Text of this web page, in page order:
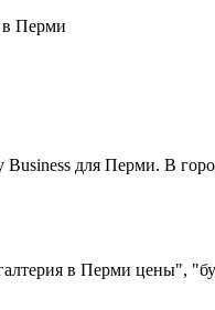
в Перми
для Перми. В
в Перми цены",